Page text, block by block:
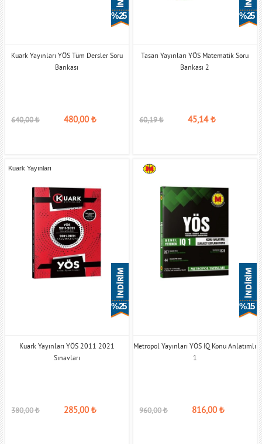
% 25
Kuark Yayınları YÖS Tüm Dersler Soru
Bankası
640,00₺ 480,00₺
% 25
Tasarı Yayınları YÖS Matematik Soru
Bankası 2
60,19₺ 45,14₺
Kuark Yayınları
% 25
Kuark Yayınları YÖS 2011 2021
Sınavları
380,00₺ 285,00₺
% 15
Metropol Yayınları YÖS IQ Konu Anlatımlı
1
960,00₺ 816,00₺